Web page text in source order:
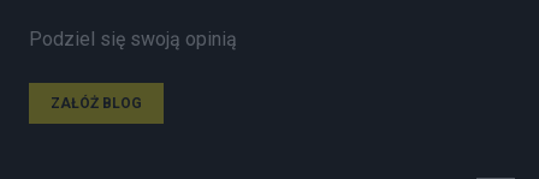
Podziel się swoją opinią
ZAŁÓŻ BLOG